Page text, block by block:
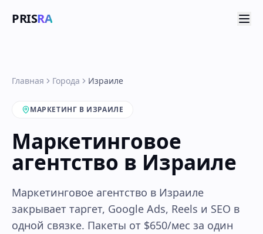
PRISRA
Главная Города Израиле
МАРКЕТИНГ В ИЗРАИЛЕ
Маркетинговое
агентство в Израиле
Маркетинговое агентство в Израиле
закрывает таргет, Google Ads, Reels и SEO в
одной связке. Пакеты от $650/мес за один